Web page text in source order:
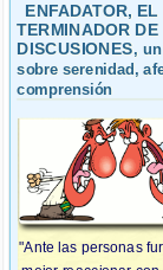
ENFADATOR, EL
TERMINADOR DE
DISCUSIONES,
sobre serenidad,
comprensión
"Ante las personas